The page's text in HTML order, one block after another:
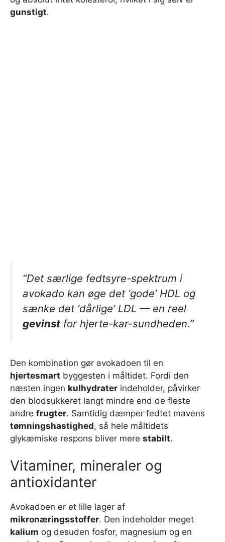
gunstigt.
“Det særlige fedtsyre-spektrum i
avokado kan øge det ‘gode’ HDL og
sænke det ‘dårlige’ LDL — en reel
gevinst for hjerte-kar-sundheden.”
Den kombination gør avokadoen til en
hjertesmart byggesten i måltidet. Fordi den
næsten ingen kulhydrater indeholder, påvirker
den blodsukkeret langt mindre end de fleste
andre frugter. Samtidig dæmper fedtet mavens
tømningshastighed, så hele måltidets
glykæmiske respons bliver mere stabilt.
Vitaminer, mineraler og
antioxidanter
Avokadoen er et lille lager af
mikronæringsstoffer. Den indeholder meget
kalium og desuden fosfor, magnesium og en